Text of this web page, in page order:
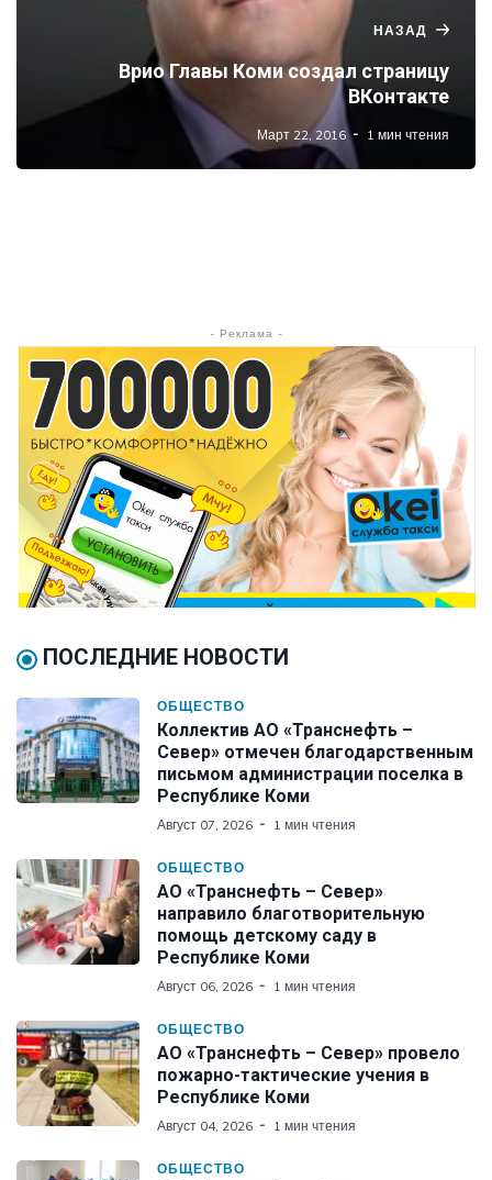
НАЗАД
Врио Главы Коми создал страницу
ВКонтакте
Март 22, 2016 1 мин чтения
- Реклама -
ПОСЛЕДНИЕ НОВОСТИ
ОБЩЕСТВО
Коллектив АО «Транснефть –
Север» отмечен благодарственным
письмом администрации поселка в
Республике Коми
Август 07, 2026 1 мин чтения
ОБЩЕСТВО
АО «Транснефть – Север»
направило благотворительную
помощь детскому саду в
Республике Коми
Август 06, 2026 1 мин чтения
ОБЩЕСТВО
АО «Транснефть – Север» провело
пожарно-тактические учения в
Республике Коми
Август 04, 2026 1 мин чтения
ОБЩЕСТВО